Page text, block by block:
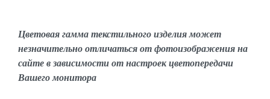
Цветовая гамма текстильного изделия может
незначительно отличаться от фотоизображения на
сайте в зависимости от настроек цветопередачи
Вашего монитора